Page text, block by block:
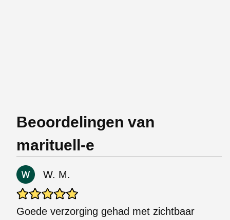
Beoordelingen van
marituell-e
W. M.
Goede verzorging gehad met zichtbaar